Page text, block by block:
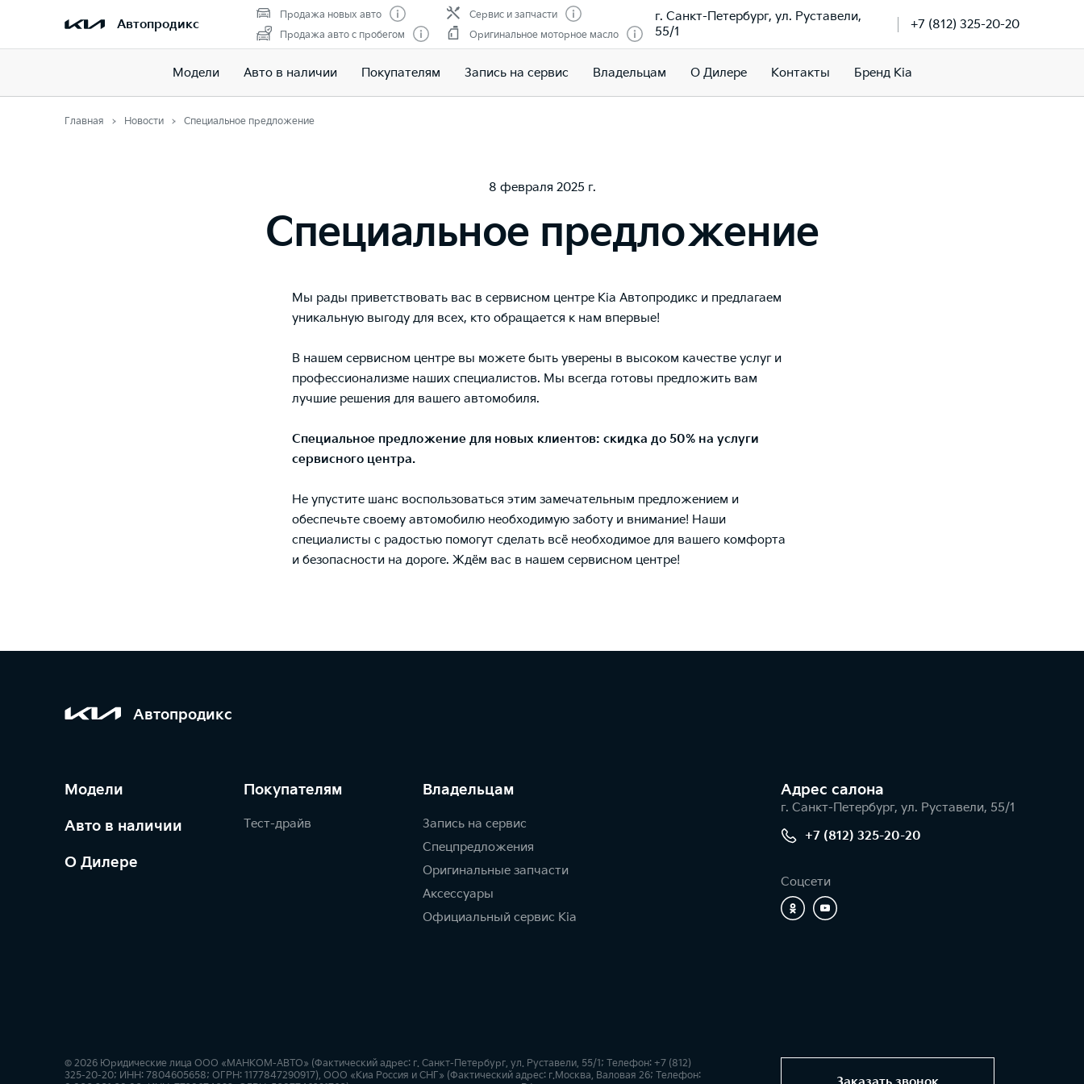
Автопродикс
Продажа новых авто
Продажа авто с пробегом
Сервис и запчасти
Оригинальное моторное масло
г. Санкт-Петербург, ул. Руставели,
55/1
+7 (812) 325-20-20
Модели Авто в наличии Покупателям Запись на сервис Владельцам О Дилере Контакты Бренд Kia
Главная Новости Специальное предложение
8 февраля 2025 г.
Специальное предложение
Мы рады приветствовать вас в сервисном центре Kia Автопродикс и предлагаем
уникальную выгоду для всех, кто обращается к нам впервые!
В нашем сервисном центре вы можете быть уверены в высоком качестве услуг и
профессионализме наших специалистов. Мы всегда готовы предложить вам
лучшие решения для вашего автомобиля.
Специальное предложение для новых клиентов: скидка до 50% на услуги
сервисного центра.
Не упустите шанс воспользоваться этим замечательным предложением и
обеспечьте своему автомобилю необходимую заботу и внимание! Наши
специалисты с радостью помогут сделать всё необходимое для вашего комфорта
и безопасности на дороге. Ждём вас в нашем сервисном центре!
Автопродикс
Модели
Авто в наличии
О Дилере
Покупателям
Тест-драйв
Владельцам
Запись на сервис
Спецпредложения
Оригинальные запчасти
Аксессуары
Официальный сервис Kia
Адрес салонa
г. Санкт-Петербург, ул. Руставели, 55/1
+7 (812) 325-20-20
Соцсети
© 2026 Юридические лица ООО «МАНКОМ-АВТО» (Фактический адрес: г. Санкт-Петербург, ул. Руставели, 55/1; Телефон: +7 (812)
325-20-20; ИНН: 7804605658; ОГРН: 1177847290917), ООО «Киа Россия и СНГ» (Фактический адрес: г.Москва, Валовая 26; Телефон: